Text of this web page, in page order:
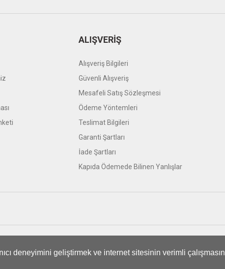
deneyimini geliştirmek ve internet sitesinin verimli
ALIŞVERİŞ
Alışveriş Bilgileri
Güvenli Alışveriş
Mesafeli Satış Sözleşmesi
Ödeme Yöntemleri
Teslimat Bilgileri
Garanti Şartları
İade Şartları
Kapıda Ödemede Bilinen Yanlışlar